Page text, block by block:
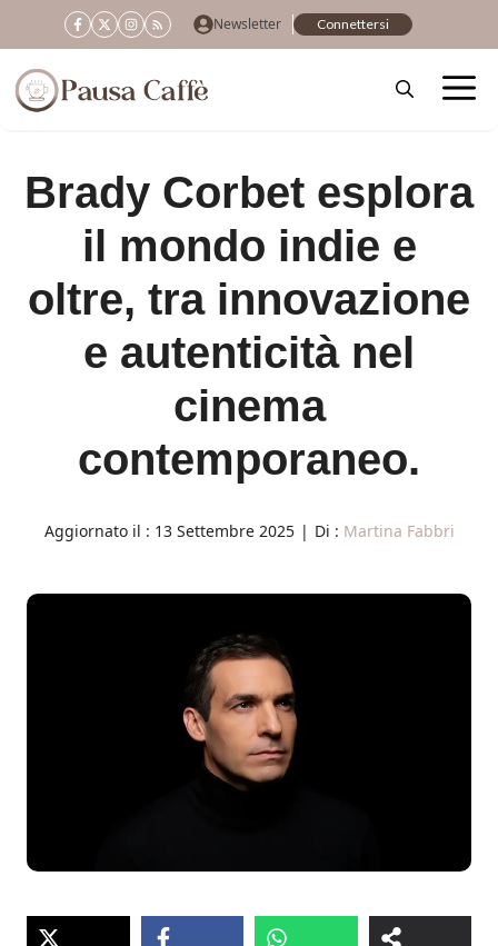
al
contenuto
Newsletter Connettersi
Brady Corbet esplora
il mondo indie e
oltre, tra innovazione
e autenticità nel
cinema
contemporaneo.
Aggiornato il : 13 Settembre 2025 | Di : Martina Fabbri